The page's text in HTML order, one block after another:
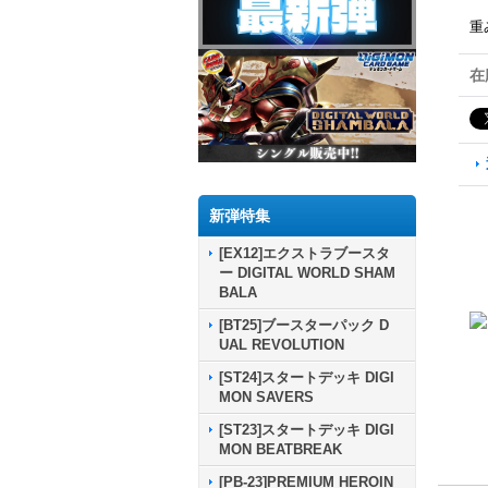
新弾特集
[EX12]エクストラブースタ
ー DIGITAL WORLD SHAM
BALA
[BT25]ブースターパック D
UAL REVOLUTION
[ST24]スタートデッキ DIGI
MON SAVERS
[ST23]スタートデッキ DIGI
MON BEATBREAK
[PB-23]PREMIUM HEROIN
重
在